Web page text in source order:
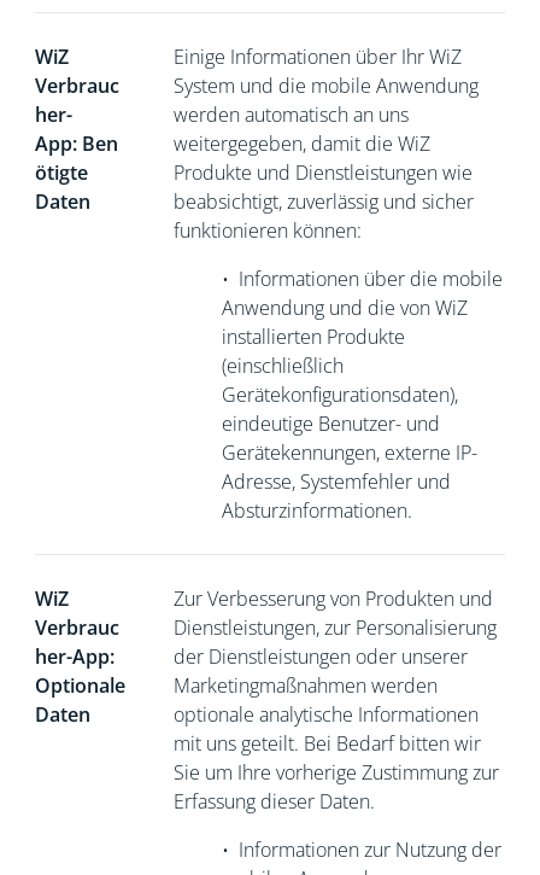
WiZ
Verbrauc
her-
App: Ben
ötigte
Daten
Einige Informationen über Ihr WiZ
System und die mobile Anwendung
werden automatisch an uns
weitergegeben, damit die WiZ
Produkte und Dienstleistungen wie
beabsichtigt, zuverlässig und sicher
funktionieren können:
• Informationen über die mobile
Anwendung und die von WiZ
installierten Produkte
(einschließlich
Gerätekonfigurationsdaten),
eindeutige Benutzer- und
Gerätekennungen, externe IP-
Adresse, Systemfehler und
Absturzinformationen.
WiZ
Verbrauc
her-App:
Optionale
Daten
Zur Verbesserung von Produkten und
Dienstleistungen, zur Personalisierung
der Dienstleistungen oder unserer
Marketingmaßnahmen werden
optionale analytische Informationen
mit uns geteilt. Bei Bedarf bitten wir
Sie um Ihre vorherige Zustimmung zur
Erfassung dieser Daten.
• Informationen zur Nutzung der